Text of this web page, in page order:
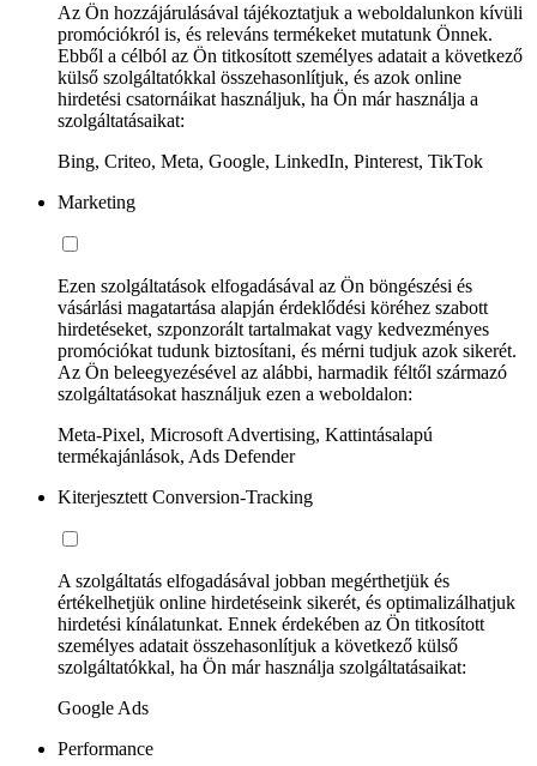
Az Ön hozzájárulásával tájékoztatjuk a weboldalunkon kívüli
promóciókról is, és releváns termékeket mutatunk Önnek.
Ebből a célból az Ön titkosított személyes adatait a következő
külső szolgáltatókkal összehasonlítjuk, és azok online
hirdetési csatornáikat használjuk, ha Ön már használja a
szolgáltatásaikat:
Bing, Criteo, Meta, Google, LinkedIn, Pinterest, TikTok
Marketing
Ezen szolgáltatások elfogadásával az Ön böngészési és
vásárlási magatartása alapján érdeklődési köréhez szabott
hirdetéseket, szponzorált tartalmakat vagy kedvezményes
promóciókat tudunk biztosítani, és mérni tudjuk azok sikerét.
Az Ön beleegyezésével az alábbi, harmadik féltől származó
szolgáltatásokat használjuk ezen a weboldalon:
Meta-Pixel, Microsoft Advertising, Kattintásalapú
termékajánlások, Ads Defender
Kiterjesztett Conversion-Tracking
A szolgáltatás elfogadásával jobban megérthetjük és
értékelhetjük online hirdetéseink sikerét, és optimalizálhatjuk
hirdetési kínálatunkat. Ennek érdekében az Ön titkosított
személyes adatait összehasonlítjuk a következő külső
szolgáltatókkal, ha Ön már használja szolgáltatásaikat:
Google Ads
Performance